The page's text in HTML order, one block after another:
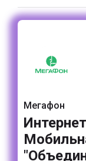
Мегафон